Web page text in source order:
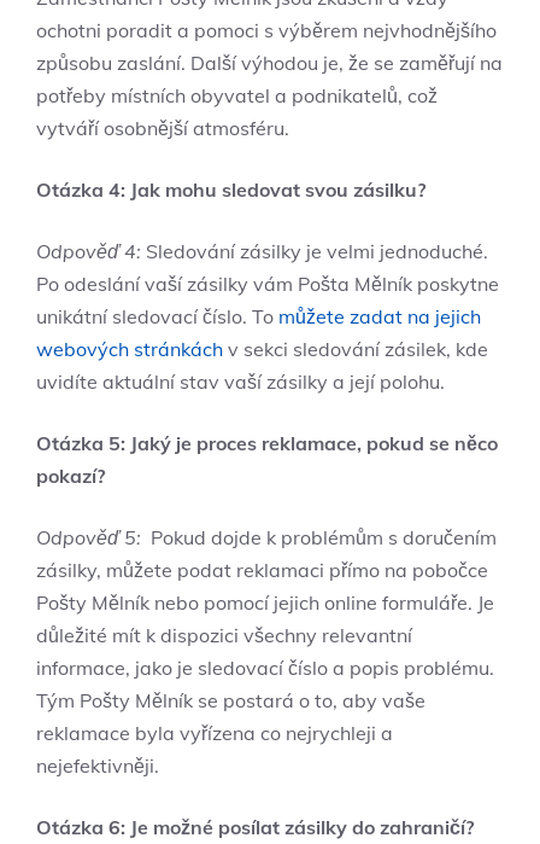
ochotni poradit a pomoci⁣ s výběrem nejvhodnějšího
způsobu zaslání.⁢ Další​ výhodou ​je, že se zaměřují na
​potřeby místních obyvatel a podnikatelů, což
vytváří⁣ osobnější atmosféru.
Otázka 4:‍ Jak mohu ⁤sledovat svou zásilku?
Odpověď 4: Sledování ⁣zásilky je velmi jednoduché.
Po odeslání vaší zásilky vám Pošta Mělník poskytne
⁣unikátní sledovací⁣ číslo. To ​ můžete zadat na jejich
webových stránkách v sekci‌ sledování zásilek, kde
⁣uvidíte aktuální⁢ stav vaší zásilky a její polohu.
Otázka 5:​ Jaký je​ proces reklamace, pokud se něco
pokazí?
Odpověď 5: ‍ Pokud dojde k problémům ⁤s⁣ doručením
zásilky,⁣ můžete podat reklamaci přímo na pobočce
Pošty Mělník‍ nebo⁣ pomocí jejich online ​formuláře.​ Je
důležité mít k dispozici všechny relevantní
informace, jako je⁤ sledovací⁤ číslo‌ a popis problému.
Tým Pošty Mělník se postará o to, aby vaše
reklamace byla vyřízena co nejrychleji a
nejefektivněji.
Otázka 6: Je⁢ možné posílat zásilky ⁣do zahraničí?